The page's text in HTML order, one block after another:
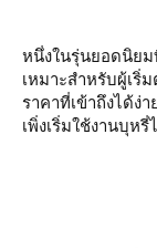
หนึ่งในรุ่นยอดนิย
เหมาะสำหรับผู้เริ่
ราคาที่เข้าถึงได้ง่
เพิ่งเริ่มใช้งานบุห